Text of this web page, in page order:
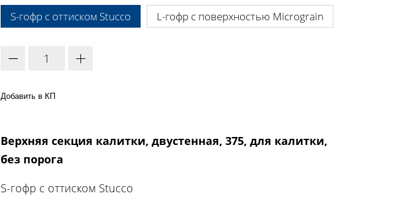
S-гофр с оттиском Stucco L-гофр с поверхностью Micrograin
Добавить в КП
Верхняя секция калитки, двустенная, 375, для калитки,
без порога
S-гофр с оттиском Stucco